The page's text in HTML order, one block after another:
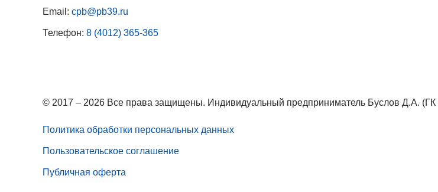
Email: cpb@pb39.ru
Телефон: 8 (4012) 365-365
© 2017 – 2026 Все права защищены. Индивидуальный предприниматель Буслов Д.А. (ГК
Политика обработки персональных данных
Пользовательское соглашение
Публичная оферта